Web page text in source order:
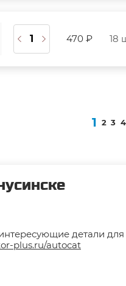
470 ₽ 18
1 2 3 4
детали
plus.ru/autocat